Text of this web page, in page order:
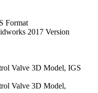
Format
2017 Version
Valve 3D Model, IGS
Valve 3D Model,